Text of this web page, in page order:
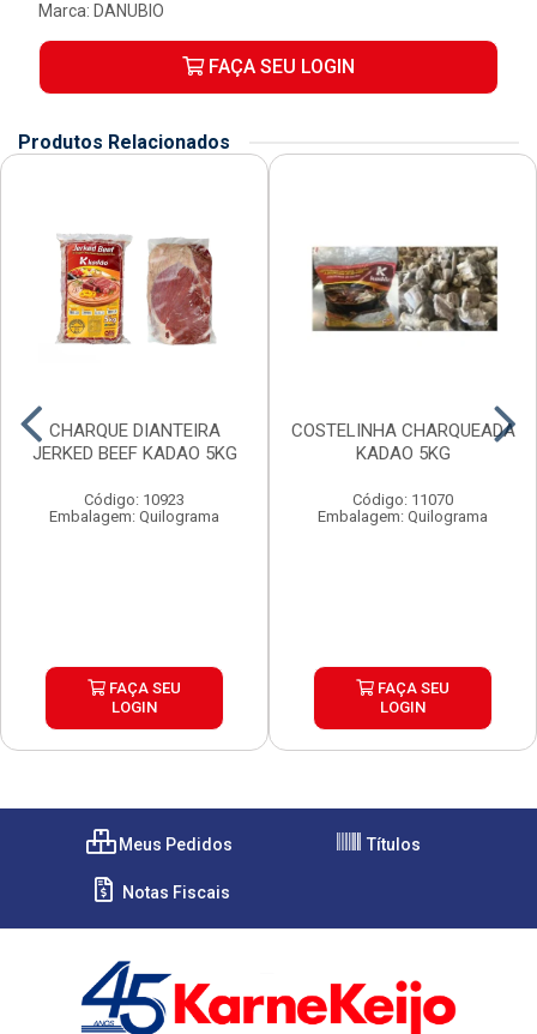
Marca: DANUBIO
FAÇA SEU LOGIN
Produtos Relacionados
CHARQUE DIANTEIRA
JERKED BEEF KADAO 5KG
Código: 10923
Embalagem: Quilograma
FAÇA SEU
LOGIN
COSTELINHA CHARQUEADA
KADAO 5KG
Código: 11070
Embalagem: Quilograma
FAÇA SEU
LOGIN
Meus Pedidos Títulos
Notas Fiscais